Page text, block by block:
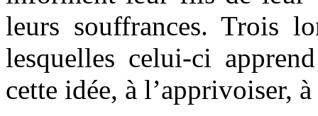
leurs souffrances. Trois
lesquelles celui-ci
cette idée, à l’apprivoiser, à